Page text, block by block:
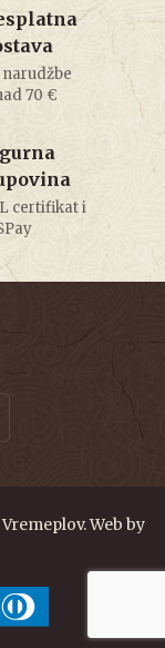
narudžbe
70 €
certifikat i
Web by